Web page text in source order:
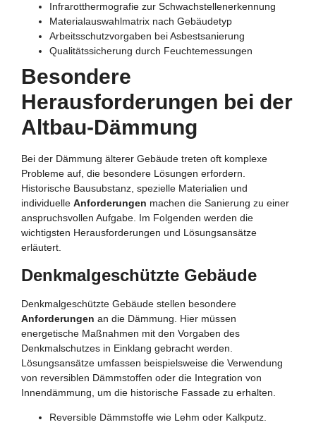
Infrarotthermografie zur Schwachstellenerkennung
Materialauswahlmatrix nach Gebäudetyp
Arbeitsschutzvorgaben bei Asbestsanierung
Qualitätssicherung durch Feuchtemessungen
Besondere
Herausforderungen bei der
Altbau-Dämmung
Bei der Dämmung älterer Gebäude treten oft komplexe
Probleme auf, die besondere Lösungen erfordern.
Historische Bausubstanz, spezielle Materialien und
individuelle Anforderungen machen die Sanierung zu einer
anspruchsvollen Aufgabe. Im Folgenden werden die
wichtigsten Herausforderungen und Lösungsansätze
erläutert.
Denkmalgeschützte Gebäude
Denkmalgeschützte Gebäude stellen besondere
Anforderungen an die Dämmung. Hier müssen
energetische Maßnahmen mit den Vorgaben des
Denkmalschutzes in Einklang gebracht werden.
Lösungsansätze umfassen beispielsweise die Verwendung
von reversiblen Dämmstoffen oder die Integration von
Innendämmung, um die historische Fassade zu erhalten.
Reversible Dämmstoffe wie Lehm oder Kalkputz.